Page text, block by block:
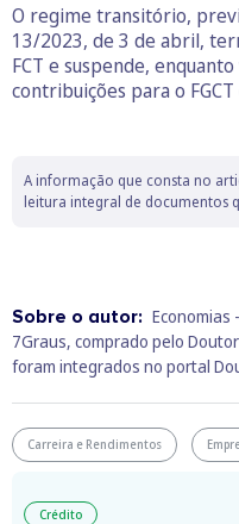
O regime transitório,
13/2023, de 3 de abril,
FCT e suspende,
contribuições para o
A informação que consta no
leitura integral de documentos
Sobre o autor: Economias
7Graus, comprado pelo
foram integrados no portal
Carreira e Rendimentos
Crédito